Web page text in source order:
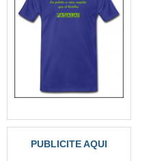
PUBLICITE AQUI